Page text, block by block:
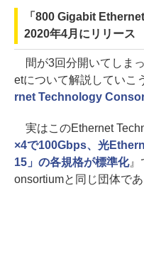
「800 Gigabit
2020年4月にリリース
間が3回分開いてしま
etについて解説していこ
rnet Technology
実はこのEthernet
×4で100Gbps、光
15」の各規格が標準化』
onsortiumと同じ団体であ